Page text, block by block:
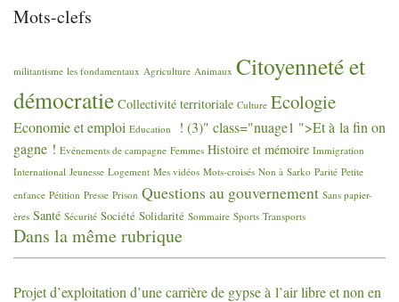
Mots-clefs
militantisme les fondamentaux Agriculture Animaux Citoyenneté et
démocratie Collectivité territoriale Culture Ecologie
Economie et emploi Education
! (3)" class="nuage1 ">Et à la fin on
gagne ! Evénements de campagne Femmes Histoire et mémoire Immigration
International Jeunesse Logement Mes vidéos Mots-croisés Non à Sarko Parité Petite
enfance Pétition Presse Prison Questions au gouvernement Sans papier-
ères Santé Sécurité Société Solidarité Sommaire Sports Transports
Dans la même rubrique
Projet d’exploitation d’une carrière de gypse à l’air libre et non en